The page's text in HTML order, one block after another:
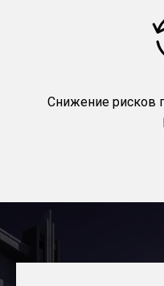
Снижение рисков